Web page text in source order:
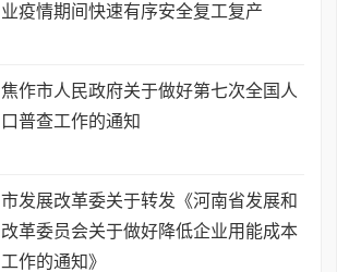
业疫情期间快速有序安全复工复产
焦作市人民政府关于做好第七次全国人
口普查工作的通知
市发展改革委关于转发《河南省发展和
改革委员会关于做好降低企业用能成本
工作的通知》